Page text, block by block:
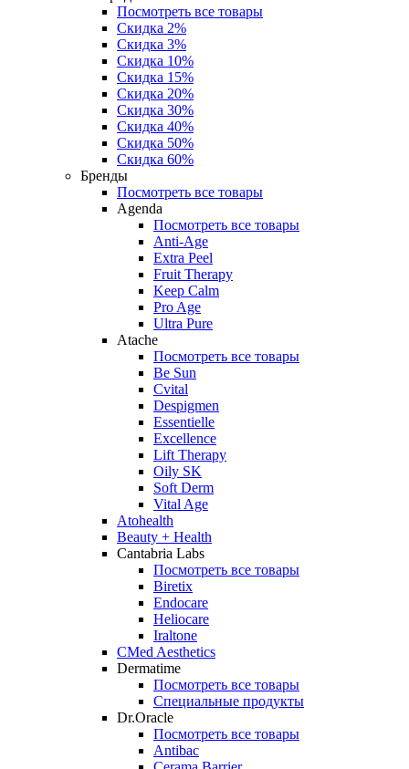
Посмотреть все товары
Скидка 2%
Скидка 3%
Скидка 10%
Скидка 15%
Скидка 20%
Скидка 30%
Скидка 40%
Скидка 50%
Скидка 60%
Бренды
Посмотреть все товары
Agenda
Посмотреть все товары
Anti‑Age
Extra Peel
Fruit Therapy
Keep Calm
Pro Age
Ultra Pure
Atache
Посмотреть все товары
Be Sun
Cvital
Despigmen
Essentielle
Excellence
Lift Therapy
Oily SK
Soft Derm
Vital Age
Atohealth
Beauty + Health
Cantabria Labs
Посмотреть все товары
Biretix
Endocare
Heliocare
Iraltone
CMed Aesthetics
Dermatime
Посмотреть все товары
Специальные продукты
Dr.Oracle
Посмотреть все товары
Antibac